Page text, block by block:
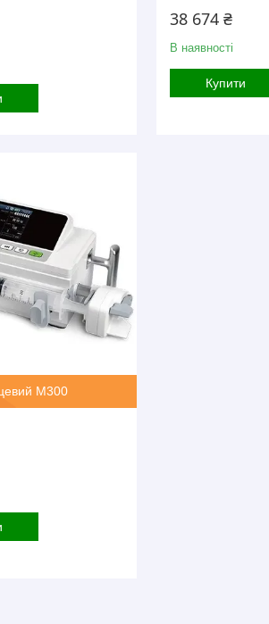
38 674 ₴
В наявності
Купити
M300